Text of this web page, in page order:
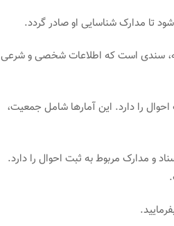
سندی است که اطلاعات شخصی و شرعی
احوال را دارد. این آمارها شامل جمعیت،
و مدارک مربوط به ثبت احوال را دارد.